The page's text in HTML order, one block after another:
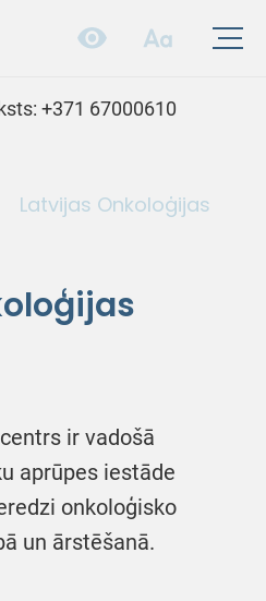
+371 67000610
Latvijas Onkoloģijas
ir vadošā
aprūpes iestāde
onkoloģisko
un ārstēšanā.